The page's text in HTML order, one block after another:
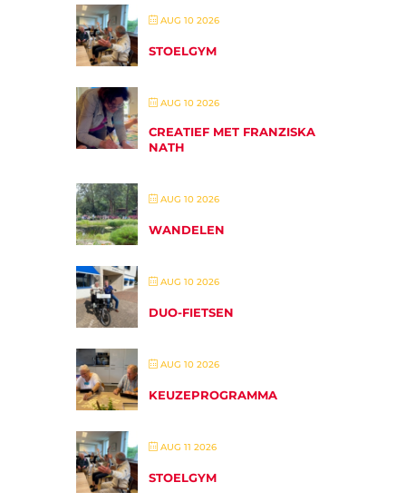
AUG 10 2026
STOELGYM
AUG 10 2026
CREATIEF MET FRANZISKA
NATH
AUG 10 2026
WANDELEN
AUG 10 2026
DUO-FIETSEN
AUG 10 2026
KEUZEPROGRAMMA
AUG 11 2026
STOELGYM